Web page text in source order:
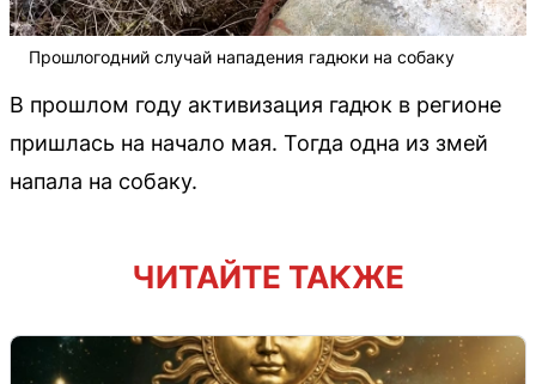
Прошлогодний случай нападения гадюки на собаку
В прошлом году активизация гадюк в регионе
пришлась на начало мая. Тогда одна из змей
напала на собаку.
ЧИТАЙТЕ ТАКЖЕ